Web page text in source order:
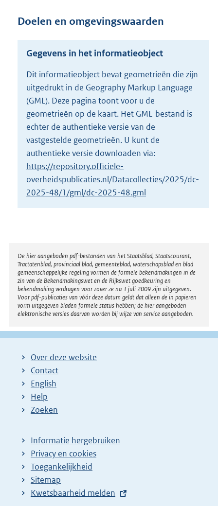
n
s
r
o
t
t
e
2
K
b
Doelen en omgevingswaarden
Gegevens in het informatieobject
Dit informatieobject bevat geometrieën die zijn
uitgedrukt in de Geography Markup Language
(GML). Deze pagina toont voor u de
geometrieën op de kaart. Het GML-bestand is
echter de authentieke versie van de
vastgestelde geometrieën. U kunt de
authentieke versie downloaden via:
https://repository.officiele-
overheidspublicaties.nl/Datacollecties/2025/dc-
2025-48/1/gml/dc-2025-48.gml
Disclaimer
De hier aangeboden pdf-bestanden van het Staatsblad, Staatscourant,
Tractatenblad, provinciaal blad, gemeenteblad, waterschapsblad en blad
gemeenschappelijke regeling vormen de formele bekendmakingen in de
zin van de Bekendmakingswet en de Rijkswet goedkeuring en
bekendmaking verdragen voor zover ze na 1 juli 2009 zijn uitgegeven.
Voor pdf-publicaties van vóór deze datum geldt dat alleen de in papieren
vorm uitgegeven bladen formele status hebben; de hier aangeboden
elektronische versies daarvan worden bij wijze van service aangeboden.
Over deze website
Contact
English
Help
Zoeken
Informatie hergebruiken
Privacy en cookies
Toegankelijkheid
Sitemap
E
Kwetsbaarheid melden